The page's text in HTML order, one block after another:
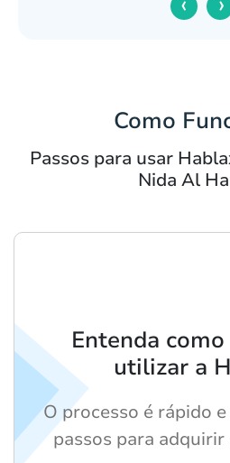
Como
Passos para usar
Nida Al
Entenda
utilizar a
O processo é rápido
passos para